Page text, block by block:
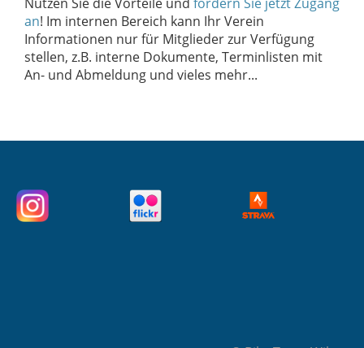
an! Im internen Bereich kann Ihr Verein
Informationen nur für Mitglieder zur Verfügung
stellen, z.B. interne Dokumente, Terminlisten mit
An- und Abmeldung und vieles mehr...